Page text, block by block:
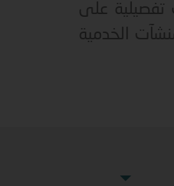
تفصيلية على
الخدمية